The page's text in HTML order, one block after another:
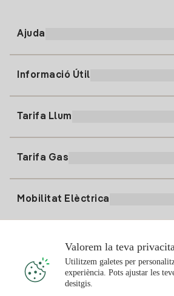
Ajuda
91 919 52 73
clientes@tuiberdrola.es
Informació Útil
Alta Gas
Tarifa Llum
Tarifa Gas
Mobilitat Elèctrica
Punts de Recàrrega
T'interessa
Valorem la teva
Utilitzem galetes per
experiència. Pots ajustar les
desitgis.